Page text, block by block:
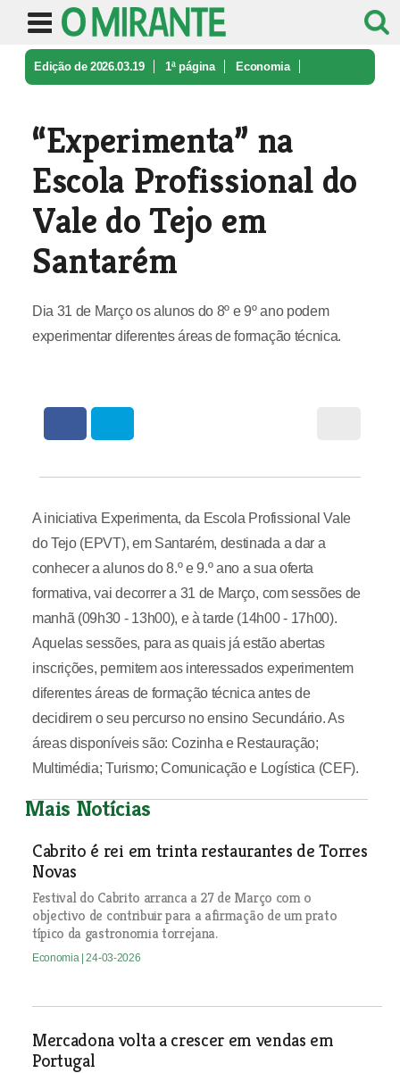
Edição de 2026.03.19 1ª página Economia
“Experimenta” na
Escola Profissional do
Vale do Tejo em
Santarém
Dia 31 de Março os alunos do 8º e 9º ano podem
experimentar diferentes áreas de formação técnica.
A iniciativa Experimenta, da Escola Profissional Vale
do Tejo (EPVT), em Santarém, destinada a dar a
conhecer a alunos do 8.º e 9.º ano a sua oferta
formativa, vai decorrer a 31 de Março, com sessões de
manhã (09h30 - 13h00), e à tarde (14h00 - 17h00).
Aquelas sessões, para as quais já estão abertas
inscrições, permitem aos interessados experimentem
diferentes áreas de formação técnica antes de
decidirem o seu percurso no ensino Secundário. As
áreas disponíveis são: Cozinha e Restauração;
Multimédia; Turismo; Comunicação e Logística (CEF).
Mais Notícias
Cabrito é rei em trinta restaurantes de Torres
Novas
Festival do Cabrito arranca a 27 de Março com o
objectivo de contribuir para a afirmação de um prato
típico da gastronomia torrejana.
Economia | 24-03-2026
Mercadona volta a crescer em vendas em
Portugal